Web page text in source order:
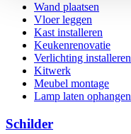
Wand plaatsen
Vloer leggen
Kast installeren
Keukenrenovatie
Verlichting installeren
Kitwerk
Meubel montage
Lamp laten ophangen
Schilder